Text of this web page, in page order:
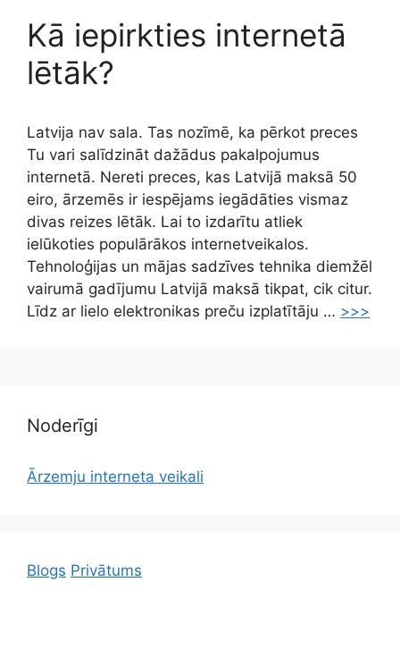
Kā iepirkties internetā
lētāk?
Latvija nav sala. Tas nozīmē, ka pērkot preces
Tu vari salīdzināt dažādus pakalpojumus
internetā. Nereti preces, kas Latvijā maksā 50
eiro, ārzemēs ir iespējams iegādāties vismaz
divas reizes lētāk. Lai to izdarītu atliek
ielūkoties populārākos internetveikalos.
Tehnoloģijas un mājas sadzīves tehnika diemžēl
vairumā gadījumu Latvijā maksā tikpat, cik citur.
Līdz ar lielo elektronikas preču izplatītāju … >>>
Noderīgi
Ārzemju interneta veikali
Blogs Privātums